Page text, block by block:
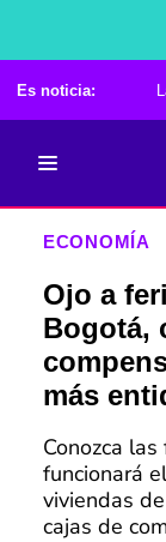
Es noticia:
ECONOMÍA
Ojo a
Bogotá,
más
Conozca
funcionará
viviendas
cajas de